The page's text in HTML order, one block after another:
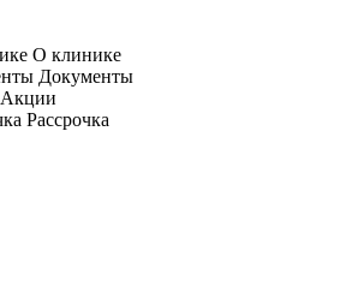
О клинике
Документы
Акции
Рассрочка